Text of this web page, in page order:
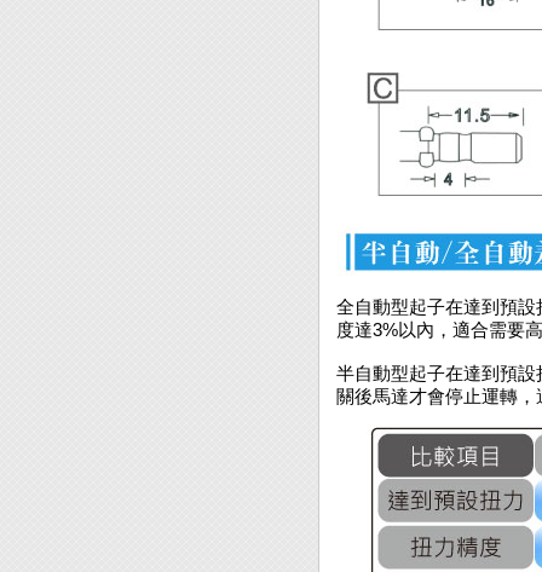
全自動型起子在達到預
度達3%以內，適合需要
半自動型起子在達到預
關後馬達才會停止運轉